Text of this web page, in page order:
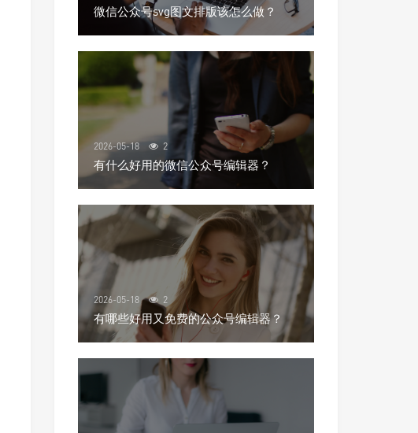
微信公众号svg图文排版该怎么做？
2026-05-18 2
有什么好用的微信公众号编辑器？
2026-05-18 2
有哪些好用又免费的公众号编辑器？